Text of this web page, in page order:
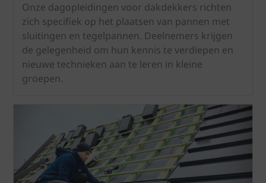
Onze dagopleidingen voor dakdekkers richten
zich specifiek op het plaatsen van pannen met
sluitingen en tegelpannen. Deelnemers krijgen
de gelegenheid om hun kennis te verdiepen en
nieuwe technieken aan te leren in kleine
groepen.